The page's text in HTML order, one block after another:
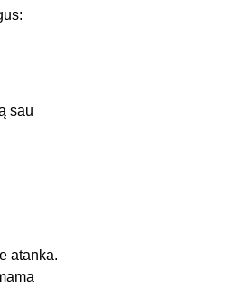
sau
atanka.